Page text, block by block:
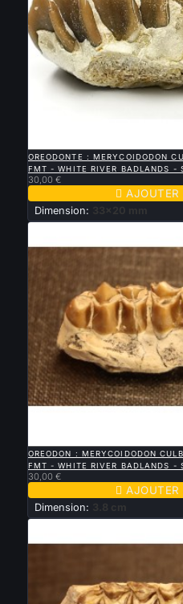
OREODONTE : MERYCOIDODON
FMT - WHITE RIVER BADLANDS -
30,00 €
 AJOUTER
Dimension: 33x20 mm
OREODON : MERYCOIDODON
FMT - WHITE RIVER BADLANDS -
30,00 €
 AJOUTER
Dimension: 3.8 cm